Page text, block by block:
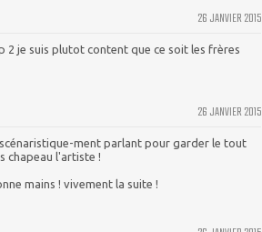
26 JANVIER 2015
2 je suis plutot content que ce soit les frères
26 JANVIER 2015
ment parlant pour garder le tout
chapeau l'artiste !
mains ! vivement la suite !